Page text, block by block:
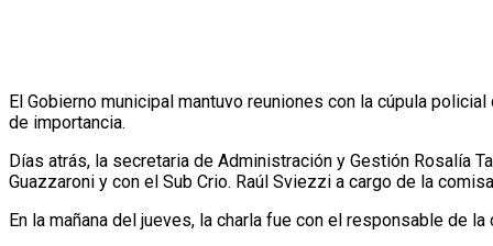
El Gobierno municipal mantuvo reuniones con la cúpula
de importancia.
Días atrás, la secretaria de Administración y Gestión Rosalía
Guazzaroni y con el Sub Crio. Raúl Sviezzi a cargo de la
En la mañana del jueves, la charla fue con el responsable de